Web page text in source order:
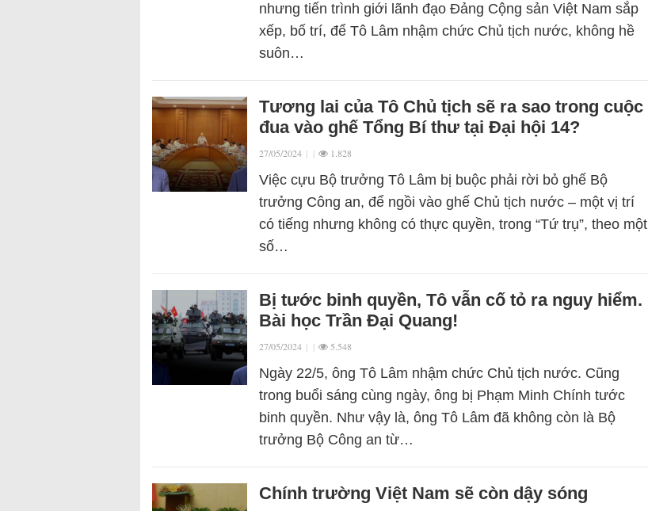
nhưng tiến trình giới lãnh đạo Đảng Cộng sản Việt Nam sắp
xếp, bố trí, để Tô Lâm nhậm chức Chủ tịch nước, không hề
suôn…
Tương lai của Tô Chủ tịch sẽ ra sao trong cuộc
đua vào ghế Tổng Bí thư tại Đại hội 14?
27/05/2024 | | 1.828
Việc cựu Bộ trưởng Tô Lâm bị buộc phải rời bỏ ghế Bộ
trưởng Công an, để ngồi vào ghế Chủ tịch nước – một vị trí
có tiếng nhưng không có thực quyền, trong “Tứ trụ”, theo một
số…
Bị tước binh quyền, Tô vẫn cố tỏ ra nguy hiểm.
Bài học Trần Đại Quang!
27/05/2024 | | 5.548
Ngày 22/5, ông Tô Lâm nhậm chức Chủ tịch nước. Cũng
trong buổi sáng cùng ngày, ông bị Phạm Minh Chính tước
binh quyền. Như vậy là, ông Tô Lâm đã không còn là Bộ
trưởng Bộ Công an từ…
Chính trường Việt Nam sẽ còn dậy sóng